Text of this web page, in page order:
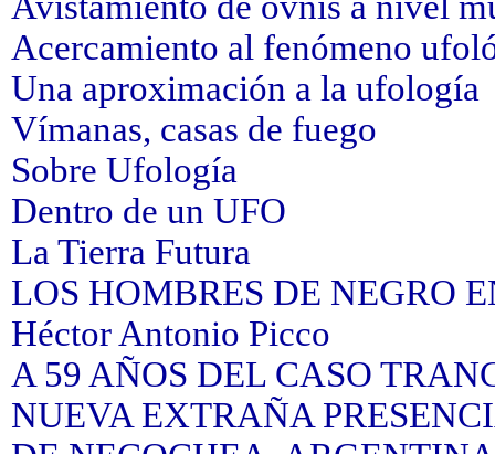
Acercamiento al fenómeno
Una aproximación a la ufología
Vímanas, casas de fuego
Sobre Ufología
Dentro de un UFO
La Tierra Futura
LOS HOMBRES DE NEGRO
Héctor Antonio Picco
A 59 AÑOS DEL CASO
NUEVA EXTRAÑA